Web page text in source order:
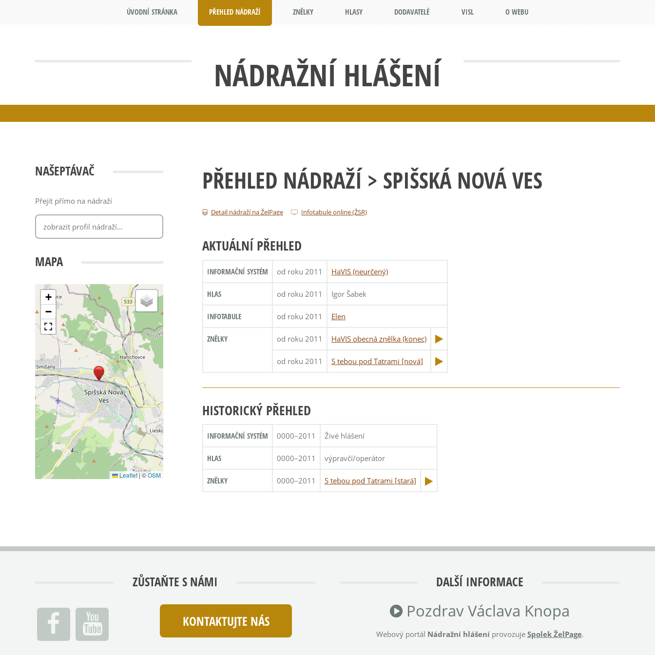
NÁDRAŽNÍ HLÁŠENÍ
ÚVODNÍ STRÁNKA PŘEHLED NÁDRAŽÍ ZNĚLKY HLASY DODAVATELÉ VISL O WEBU
NAŠEPTÁVAČ
Přejít přímo na nádraží
MAPA
+
−
Leaflet |©OSM
PŘEHLED NÁDRAŽÍ > SPIŠSKÁ NOVÁ VES
Detail nádraží na ŽelPage Infotabule online (ŽSR)
AKTUÁLNÍ PŘEHLED
INFORMAČNÍ SYSTÉM od roku 2011 HaVIS (neurčený)
HLAS od roku 2011 Igor Šabek
INFOTABULE od roku 2011 Elen
ZNĚLKY od roku 2011 HaVIS obecná znělka (konec)
od roku 2011 S tebou pod Tatrami [nová]
HISTORICKÝ PŘEHLED
INFORMAČNÍ SYSTÉM 0000–2011 Živé hlášení
HLAS 0000–2011 výpravčí/operátor
ZNĚLKY 0000–2011 S tebou pod Tatrami [stará]
ZŮSTAŇTE S NÁMI
KONTAKTUJTE NÁS
DALŠÍ INFORMACE
Pozdrav Václava Knopa
Webový portál Nádražní hlášeníprovozuje Spolek ŽelPage.